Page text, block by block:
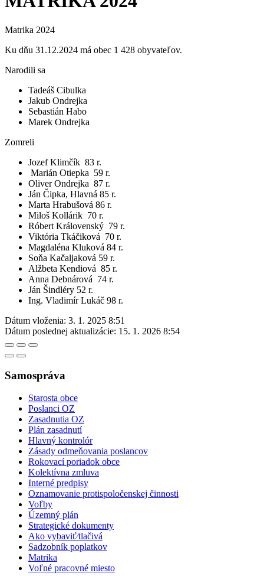
Matrika 2024
Ku dňu 31.12.2024 má obec 1 428 obyvateľov.
Narodili sa
Tadeáš Cibulka
Jakub Ondrejka
Sebastián Habo
Marek Ondrejka
Zomreli
Jozef Klimčík 83 r.
Marián Otiepka 59 r.
Oliver Ondrejka 87 r.
Ján Čipka, Hlavná 85 r.
Marta Hrabušová 86 r.
Miloš Kollárik 70 r.
Róbert Královenský 79 r.
Viktória Tkáčiková 70 r.
Magdaléna Kluková 84 r.
Soňa Kačaljaková 59 r.
Alžbeta Kendiová 85 r.
Anna Debnárová 74 r.
Ján Šindléry 52 r.
Ing. Vladimír Lukáč 98 r.
Dátum vloženia: 3. 1. 2025 8:51
Dátum poslednej aktualizácie: 15. 1. 2026 8:54
Samospráva
Starosta obce
Poslanci OZ
Zasadnutia OZ
Plán zasadnutí
Hlavný kontrolór
Zásady odmeňovania poslancov
Rokovací poriadok obce
Kolektívna zmluva
Interné predpisy
Oznamovanie protispoločenskej činnosti
Voľby
Územný plán
Strategické dokumenty
Ako vybaviť⁄tlačivá
Sadzobník poplatkov
Matrika
Voľné pracovné miesto